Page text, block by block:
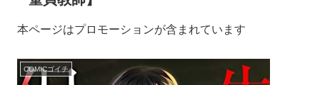
本ページはプロモーションが含まれています
COMICゴイチ